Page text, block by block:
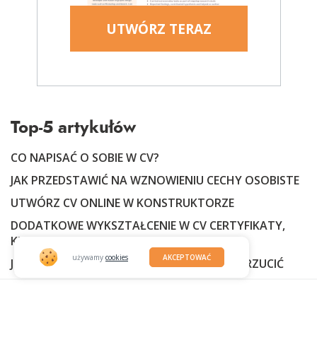
UTWÓRZ TERAZ
Top-5 artykułów
CO NAPISAĆ O SOBIE W CV?
JAK PRZEDSTAWIĆ NA WZNOWIENIU CECHY OSOBISTE
UTWÓRZ CV ONLINE W KONSTRUKTORZE
DODATKOWE WYKSZTAŁCENIE W CV CERTYFIKATY,
KURSY, NAGRODY W CV
JOB OFFER: JAK PRAWIDŁOWO PRZYJĄĆ I ODRZUCIĆ
używamy cookies AKCEPTOWAĆ